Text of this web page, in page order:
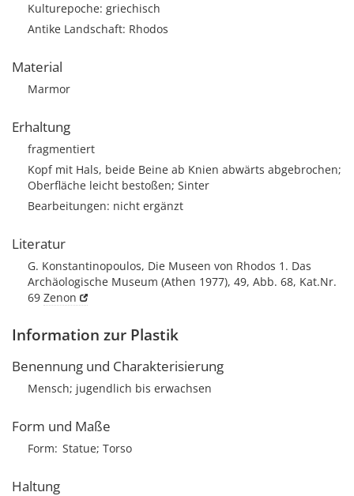
Kulturepoche: griechisch
Antike Landschaft: Rhodos
Material
Marmor
Erhaltung
fragmentiert
Kopf mit Hals, beide Beine ab Knien abwärts abgebrochen;
Oberfläche leicht bestoßen; Sinter
Bearbeitungen: nicht ergänzt
Literatur
G. Konstantinopoulos, Die Museen von Rhodos 1. Das
Archäologische Museum (Athen 1977), 49, Abb. 68, Kat.Nr.
69 Zenon
Information zur Plastik
Benennung und Charakterisierung
Mensch; jugendlich bis erwachsen
Form und Maße
Form Statue; Torso
Haltung